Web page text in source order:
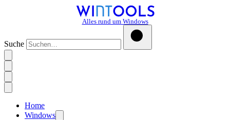
Alles rund um Windows
Suche
Home
Windows